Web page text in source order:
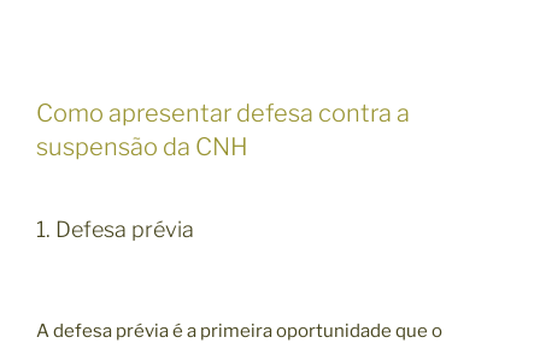
Como apresentar defesa contra a
suspensão da CNH
1. Defesa prévia
A defesa prévia é a primeira oportunidade que o